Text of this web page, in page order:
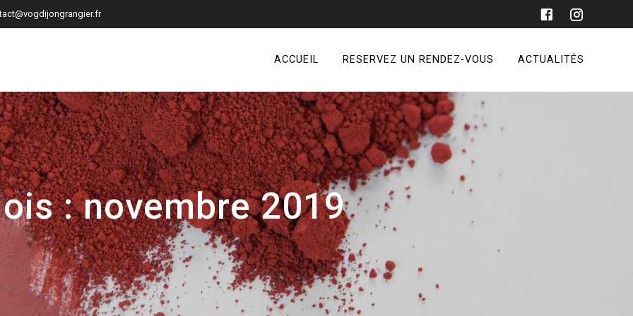
ACCUEIL RESERVEZ UN RENDEZ-VOUS ACTUALITÉS
:novembre 2019